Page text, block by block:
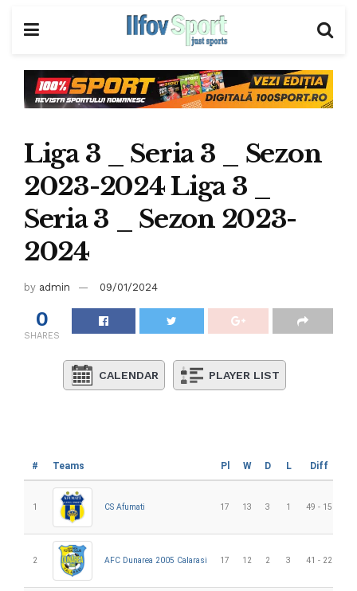
Liga 3 _ Seria 3 _ Sezon
2023-2024 Liga 3 _
Seria 3 _ Sezon 2023-
2024
by admin 09/01/2024
0
SHARES
CALENDAR PLAYER LIST
# Teams Pl W D L Diff
1 CS Afumati 17 13 3 1 49 - 15
2 AFC Dunarea 2005 Calarasi 17 12 2 3 41 - 22